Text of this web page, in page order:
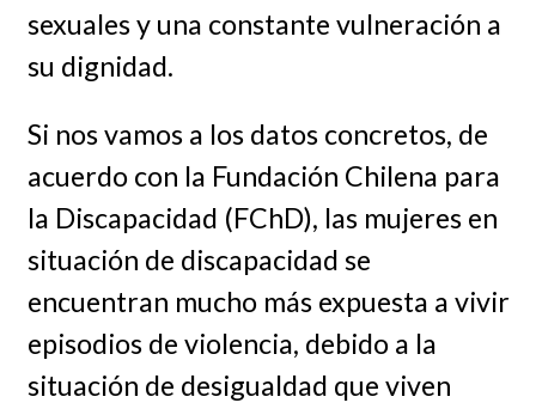
sexuales y una constante vulneración a
su dignidad.
Si nos vamos a los datos concretos, de
acuerdo con la Fundación Chilena para
la Discapacidad (FChD), las mujeres en
situación de discapacidad se
encuentran mucho más expuesta a vivir
episodios de violencia, debido a la
situación de desigualdad que viven